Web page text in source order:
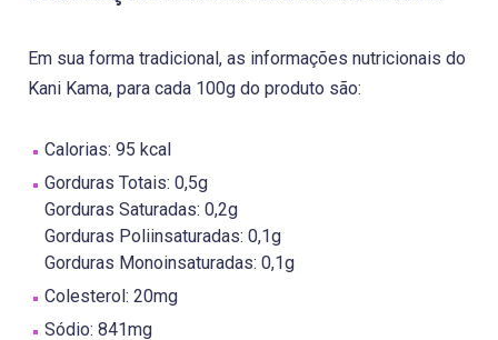
Em sua forma tradicional, as informações nutricionais do
Kani Kama, para cada 100g do produto são:
Calorias: 95 kcal
Gorduras Totais: 0,5g
Gorduras Saturadas: 0,2g
Gorduras Poliinsaturadas: 0,1g
Gorduras Monoinsaturadas: 0,1g
Colesterol: 20mg
Sódio: 841mg